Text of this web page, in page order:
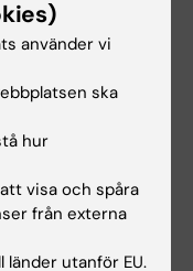
använder vi
ska
hur
visa och spåra
från externa
utanför EU.